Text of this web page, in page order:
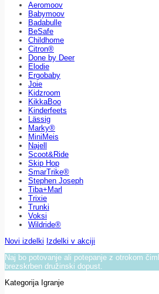
Aeromoov
Babymoov
Badabulle
BeSafe
Childhome
Citron®
Done by Deer
Elodie
Ergobaby
Joie
Kidzroom
KikkaBoo
Kinderfeets
Lässig
Marky®
MiniMeis
Najell
Scoot&Ride
Skip Hop
SmarTrike®
Stephen Joseph
Tiba+Marl
Trixie
Trunki
Voksi
Wildride®
Novi izdelki Izdelki v akciji
Naj bo potovanje ali potepanje z otrokom
brezskrben družinski dopust.
Kategorija Igranje